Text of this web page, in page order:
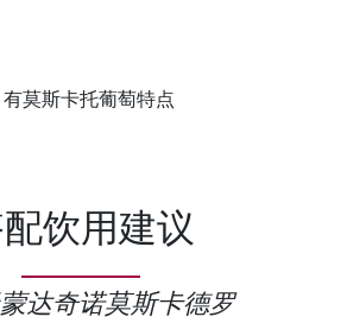
莫斯卡托葡萄特点
饮用建议
蒙达奇诺莫斯卡德罗